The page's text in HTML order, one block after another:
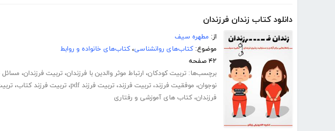
دانلود کتاب زندان فرزندان
از: مطهره سیف
موضوع: کتاب‌های روانشناسی، کتاب‌های خانواده و روابط
۴۲ صفحه
برچسب‌ها: تربیت کودکان، ارتباط موثر والدین با فرزندان، تربیت فرزندان، مسائل
نوجوان، موفقیت فرزند، تربیت فرزند، تربیت فرزند pdf ، تربیت فرزند کتاب،
فرزندان، کتاب های آموزشی و رفتاری